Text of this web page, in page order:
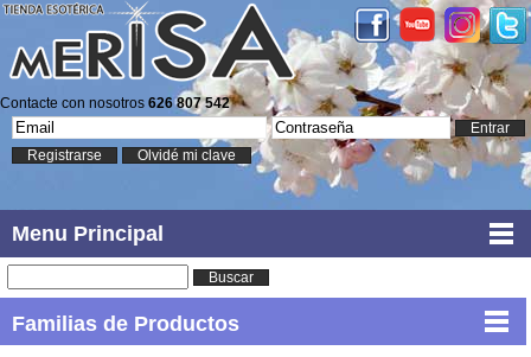
Contacte con nosotros 626 807 542
Entrar
Registrarse
Olvidé mi clave
Menu Principal
Buscar
Familias de Productos